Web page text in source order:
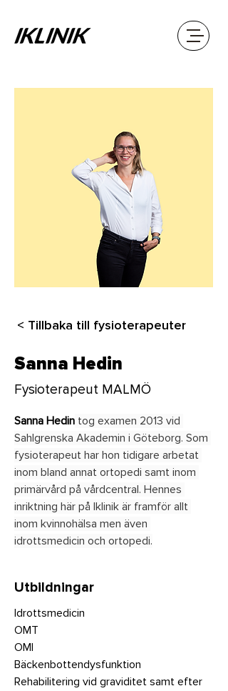
< Tillbaka till fysioterapeuter
Sanna Hedin
Fysioterapeut MALMÖ
Sanna Hedin tog examen 2013 vid
Sahlgrenska Akademin i Göteborg. Som
fysioterapeut har hon tidigare arbetat
inom bland annat ortopedi samt inom
primärvård på vårdcentral. Hennes
inriktning här på Iklinik är framför allt
inom kvinnohälsa men även
idrottsmedicin och ortopedi.
Utbildningar
Idrottsmedicin
OMT
OMI
Bäckenbottendysfunktion
Rehabilitering vid graviditet samt efter